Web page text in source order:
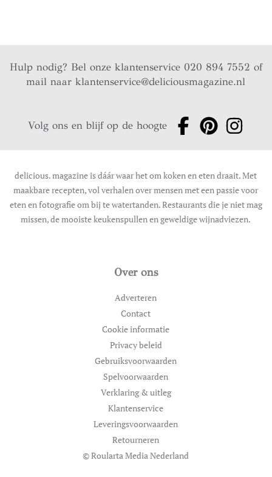
Hulp nodig? Bel onze klantenservice 020 894 7552 of
mail naarklantenservice@deliciousmagazine.nl
Volg ons en blijf op de hoogte
delicious. magazine is dáár waar het om koken en eten draait. Met
maakbare recepten, vol verhalen over mensen met een passie voor
eten en fotografie om bij te watertanden. Restaurants die je niet mag
missen, de mooiste keukenspullen en geweldige wijnadviezen.
Over ons
Adverteren
Contact
Cookie informatie
Privacy beleid
Gebruiksvoorwaarden
Spelvoorwaarden
Verklaring & uitleg
Klantenservice
Leveringsvoorwaarden
Retourneren
© Roularta Media Nederland